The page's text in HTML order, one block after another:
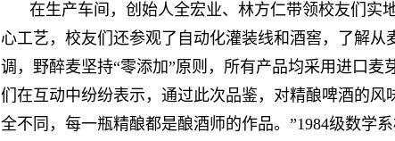
在生产车间， 创始人全宏业、林方仁带领校友们实
心工艺 ， 校友们还参观了自动化灌装线和酒窖，了解从
调，野醉麦坚持“零添加”原则，所有产品均采用进口
们在互动中纷纷表示，通过此次品鉴，对精酿啤酒的风
全不同，每一瓶精酿都是酿酒师的作品。 ”1984级数学系